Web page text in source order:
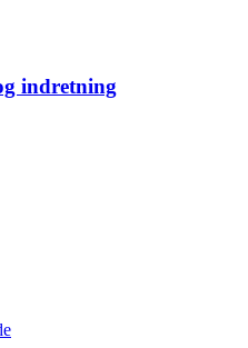
indretning